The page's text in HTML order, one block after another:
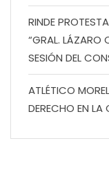
RINDE
“GRAL. LÁZARO
SESIÓN DEL
ATLÉTICO
DERECHO EN